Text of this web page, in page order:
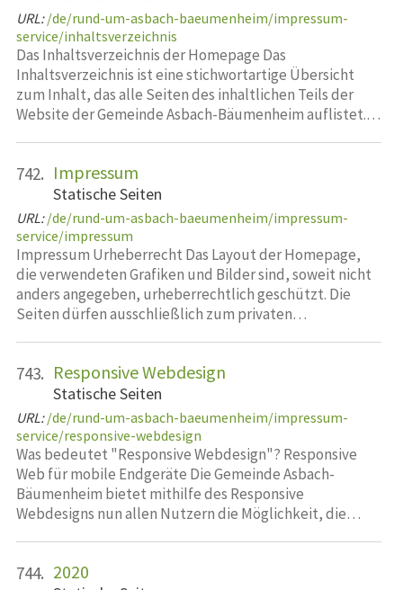
URL: /de/rund-um-asbach-baeumenheim/impressum-
service/inhaltsverzeichnis
Das Inhaltsverzeichnis der Homepage Das
Inhaltsverzeichnis ist eine stichwortartige Übersicht
zum Inhalt, das alle Seiten des inhaltlichen Teils der
Website der Gemeinde Asbach-Bäumenheim auflistet.…
742. Impressum
Statische Seiten
URL: /de/rund-um-asbach-baeumenheim/impressum-
service/impressum
Impressum Urheberrecht Das Layout der Homepage,
die verwendeten Grafiken und Bilder sind, soweit nicht
anders angegeben, urheberrechtlich geschützt. Die
Seiten dürfen ausschließlich zum privaten…
743. Responsive Webdesign
Statische Seiten
URL: /de/rund-um-asbach-baeumenheim/impressum-
service/responsive-webdesign
Was bedeutet "Responsive Webdesign"? Responsive
Web für mobile Endgeräte Die Gemeinde Asbach-
Bäumenheim bietet mithilfe des Responsive
Webdesigns nun allen Nutzern die Möglichkeit, die…
744. 2020